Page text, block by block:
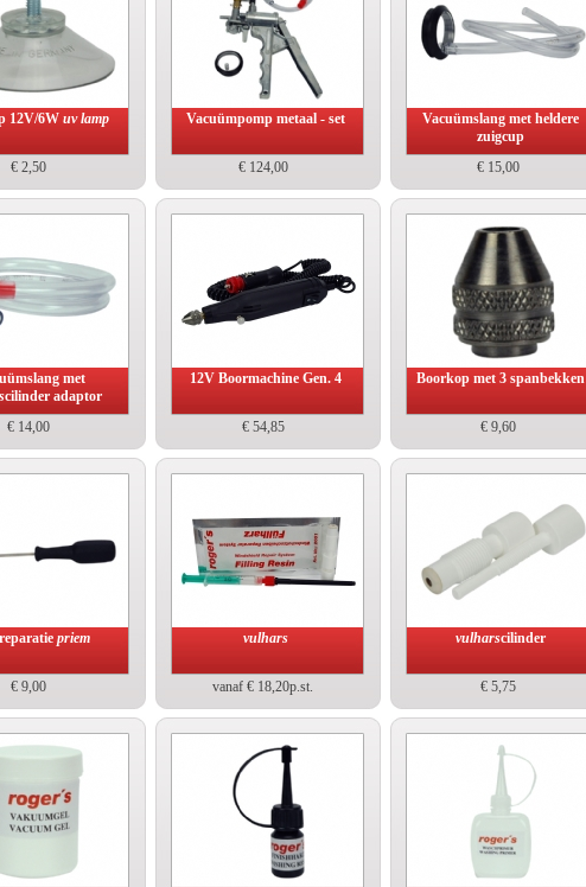
12V/6W uv lamp
€ 2,50
Vacuümpomp metaal - set
€ 124,00
Vacuümslang met heldere
zuigcup
€ 15,00
met
cilinder adaptor
€ 14,00
12V Boormachine Gen. 4
€ 54,85
Boorkop met 3 spanbekken
€ 9,60
priem
€ 9,00
vulhars
vanaf € 18,20p.st.
vulharscilinder
€ 5,75